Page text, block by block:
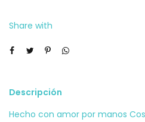
Share with
Descripción
Hecho con amor por manos